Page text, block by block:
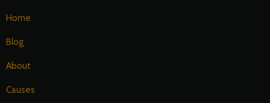
Home
Blog
About
Causes